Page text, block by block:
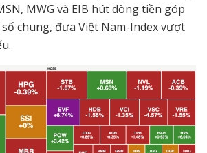
MWG và EIB hút dòng tiền góp
chung, đưa Việt Nam-Index vượt